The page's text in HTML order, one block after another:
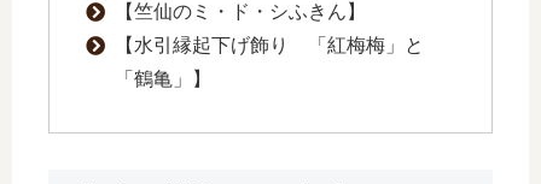
【竺仙のミ・ド・シふきん】
【水引縁起下げ飾り 「紅梅梅」と
「鶴亀」】